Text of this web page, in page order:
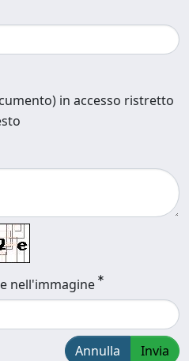
in accesso ristretto
nell'immagine
Annulla Invia